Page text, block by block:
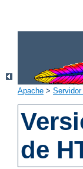
Apache > Servidor
de